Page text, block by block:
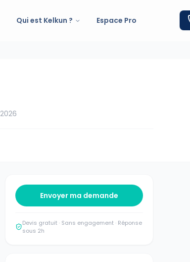
Qui est Kelkun ? Espace Pro
2026
Envoyer ma demande
Devis gratuit · Sans engagement · Réponse
sous 2h